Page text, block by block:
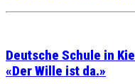
Deutsche Schule in
«Der Wille ist da.»